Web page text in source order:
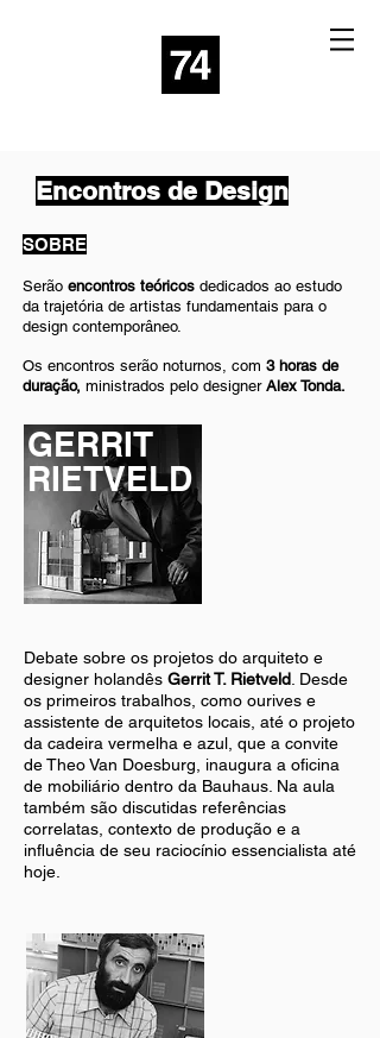
Encontros de Design
SOBRE
Serão encontros teóricos dedicados ao estudo
da trajetória de artistas fundamentais para o
design contemporâneo.
Os encontros serão noturnos, com 3 horas de
duração, ministrados pelo designer Alex Tonda.
GERRIT
RIETVELD
Debate sobre os projetos do arquiteto e
designer holandês Gerrit T. Rietveld . Desde
os primeiros trabalhos, como ourives e
assistente de arquitetos locais, até o projeto
da cadeira vermelha e azul, que a convite
de Theo Van Doesburg, inaugura a oficina
de mobiliário dentro da Bauhaus. Na aula
também são discutidas referências
correlatas, contexto de produção e a
influência de seu raciocínio essencialista até
hoje.